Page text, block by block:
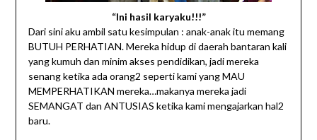
“Ini hasil karyaku!!!”
Dari sini aku ambil satu kesimpulan : anak-anak itu memang
BUTUH PERHATIAN. Mereka hidup di daerah bantaran kali
yang kumuh dan minim akses pendidikan, jadi mereka
senang ketika ada orang2 seperti kami yang MAU
MEMPERHATIKAN mereka…makanya mereka jadi
SEMANGAT dan ANTUSIAS ketika kami mengajarkan hal2
baru.